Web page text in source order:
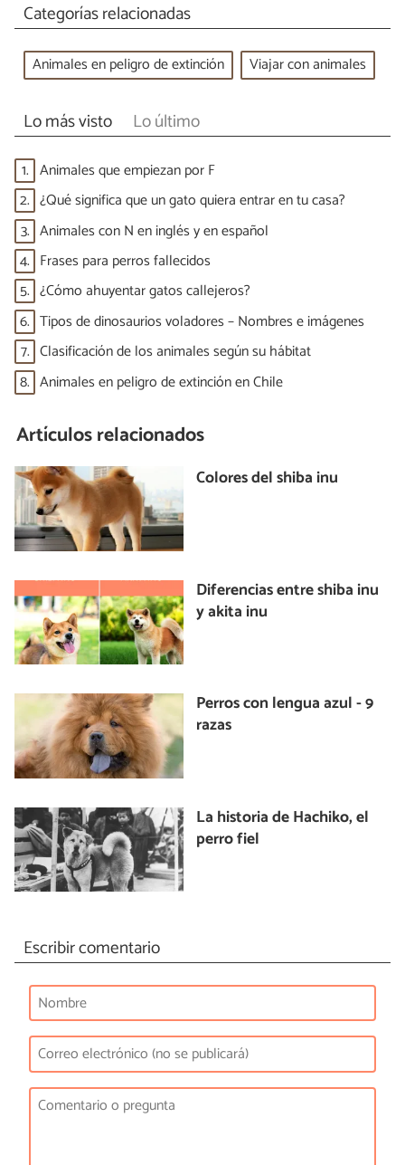
Categorías relacionadas
Animales en peligro de extinción Viajar con animales
Lo más visto Lo último
1. Animales que empiezan por F
2. ¿Qué significa que un gato quiera entrar en tu casa?
3. Animales con N en inglés y en español
4. Frases para perros fallecidos
5. ¿Cómo ahuyentar gatos callejeros?
6. Tipos de dinosaurios voladores – Nombres e imágenes
7. Clasificación de los animales según su hábitat
8. Animales en peligro de extinción en Chile
Artículos relacionados
Colores del shiba inu
Diferencias entre shiba inu
y akita inu
Perros con lengua azul - 9
razas
La historia de Hachiko, el
perro fiel
Escribir comentario